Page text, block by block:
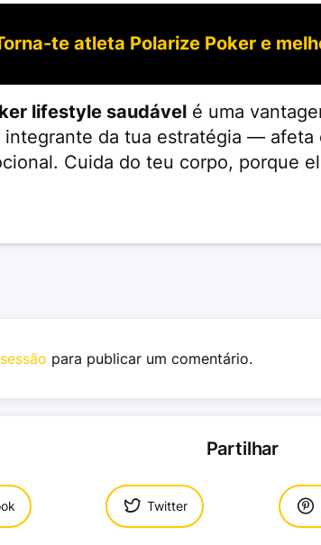
te atleta Polarize Poker e
lifestyle saudávelé uma
da tua estratégia — afeta
Cuida do teu corpo, porque
para publicar um comentário.
Partilhar
Twitter